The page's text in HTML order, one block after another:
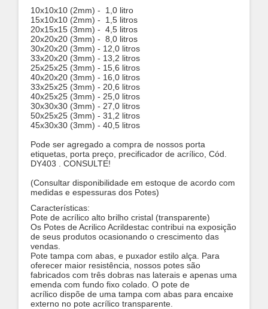
10x10x10 (2mm) - 1,0 litro
15x10x10 (2mm) - 1,5 litros
20x15x15 (3mm) - 4,5 litros
20x20x20 (3mm) - 8,0 litros
30x20x20 (3mm) - 12,0 litros
33x20x20 (3mm) - 13,2 litros
25x25x25 (3mm) - 15,6 litros
40x20x20 (3mm) - 16,0 litros
33x25x25 (3mm) - 20,6 litros
40x25x25 (3mm) - 25,0 litros
30x30x30 (3mm) - 27,0 litros
50x25x25 (3mm) - 31,2 litros
45x30x30 (3mm) - 40,5 litros
Pode ser agregado a compra de nossos porta
etiquetas, porta preço, precificador de acrílico, Cód.
DY403 . CONSULTE!
(Consultar disponibilidade em estoque de acordo com
medidas e espessuras dos Potes)
Características:
Pote de acrílico alto brilho cristal (transparente)
Os Potes de Acrilico Acrildestac contribui na exposição
de seus produtos ocasionando o crescimento das
vendas.
Pote tampa com abas, e puxador estilo alça. Para
oferecer maior resistência, nossos potes são
fabricados com três dobras nas laterais e apenas uma
emenda com fundo fixo colado. O pote de
acrílico dispõe de uma tampa com abas para encaixe
externo no pote acrílico transparente.